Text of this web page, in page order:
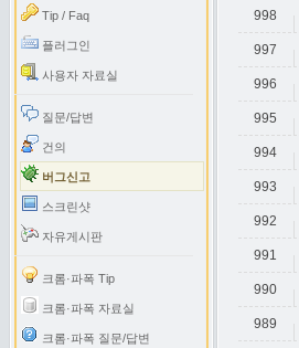
Tip / Faq
플러그인
사용자 자료실
질문/답변
건의
버그신고
스크린샷
자유게시판
크롬·파폭 Tip
크롬·파폭 자료실
크롬·파폭 질문/답변
998
997
996
995
994
993
992
991
990
989